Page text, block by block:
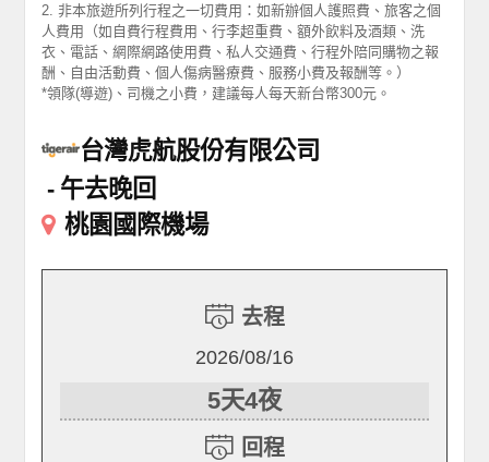
2. 非本旅遊所列行程之一切費用：如新辦個人護照費、旅客之個
人費用（如自費行程費用、行李超重費、額外飲料及酒類、洗
衣、電話、網際網路使用費、私人交通費、行程外陪同購物之報
酬、自由活動費、個人傷病醫療費、服務小費及報酬等。）
*領隊(導遊)、司機之小費，建議每人每天新台幣300元。
台灣虎航股份有限公司
午去晚回
桃園國際機場
去程
2026/08/16
5天4夜
回程